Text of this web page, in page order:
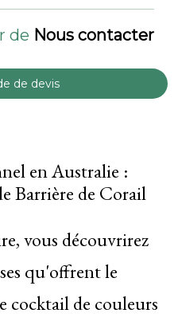
de Nous contacter
de devis
en Australie :
Barrière de Corail
vous découvrirez
qu'offrent le
cocktail de couleurs